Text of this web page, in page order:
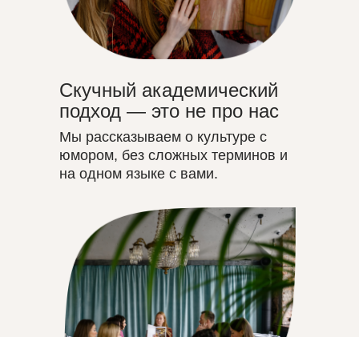
Мы рассказываем о культуре с
юмором, без сложных терминов и
на одном языке с вами.
Скучный академический
подход — это не про нас